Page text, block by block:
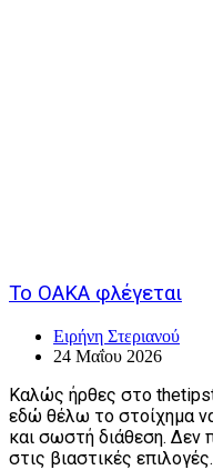
Το ΟΑΚΑ φλέγεται
Ειρήνη Στεριανού
24 Μαΐου 2026
Καλώς ήρθες στο
εδώ θέλω το στοίχημα
και σωστή διάθεση. Δεν
στις βιαστικές